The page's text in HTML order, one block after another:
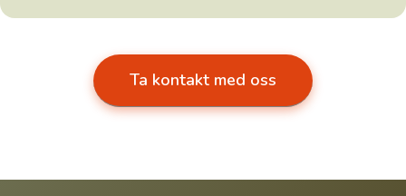
Ta kontakt med oss